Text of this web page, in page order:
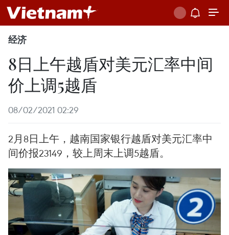
经济
8日上午越盾对美元汇率中间
价上调5越盾
08/02/2021 02:29
2月8日上午，越南国家银行越盾对美元汇率中
间价报23149，较上周末上调5越盾。